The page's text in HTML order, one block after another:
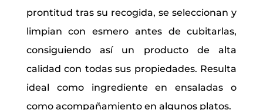
prontitud tras su recogida, se seleccionan y
limpian con esmero antes de cubitarlas,
consiguiendo así un producto de alta
calidad con todas sus propiedades. Resulta
ideal como ingrediente en ensaladas o
como acompañamiento en algunos platos.